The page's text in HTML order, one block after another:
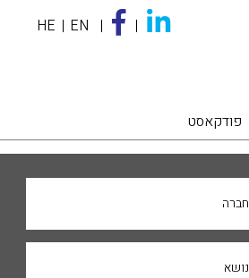
HE EN
פודקאסט
חברה
נושא